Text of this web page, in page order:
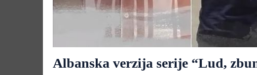
Albanska verzija serije “Lud,